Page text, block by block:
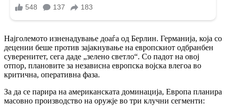
Најголемото изненадување доаѓа од Берлин. Германија, која со
децении беше против зајакнување на европскиот одбранбен
суверенитет, сега даде „зелено светло“. Со падот на овој
отпор, плановите за независна европска војска влегоа во
критична, оперативна фаза.
За да се парира на американската доминација, Европа планира
масовно производство на оружје во три клучни сегменти: